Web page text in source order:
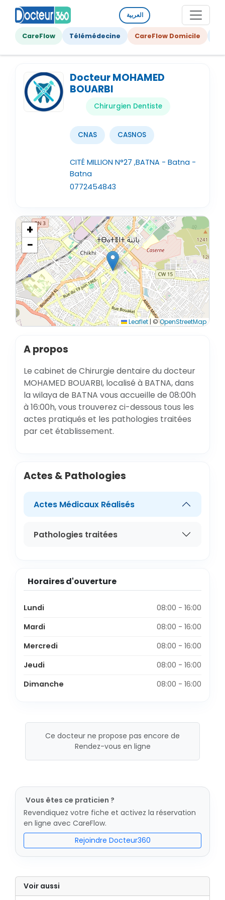
العربية
CareFlow Télémédecine CareFlow Domicile
Docteur MOHAMED
BOUARBI
Chirurgien Dentiste
CNAS CASNOS
CITÉ MILLION N°27 ,BATNA - Batna -
Batna
0772454843
+
−
Leaflet | ©OpenStreetMap
A propos
Le cabinet de Chirurgie dentaire du docteur
MOHAMED BOUARBI, localisé à BATNA, dans
la wilaya de BATNA vous accueille de 08:00h
à 16:00h, vous trouverez ci-dessous tous les
actes pratiqués et les pathologies traitées
par cet établissement.
Actes & Pathologies
Actes Médicaux Réalisés
Pathologies traitées
Horaires d'ouverture
Lundi
08:00 - 16:00
Mardi
08:00 - 16:00
Mercredi
08:00 - 16:00
Jeudi
08:00 - 16:00
Dimanche
08:00 - 16:00
Ce docteur ne propose pas encore de
Rendez-vous en ligne
Vous êtes ce praticien ?
Revendiquez votre fiche et activez la réservation
en ligne avec CareFlow.
Rejoindre Docteur360
Voir aussi